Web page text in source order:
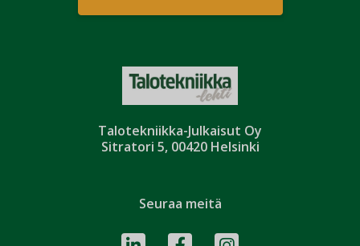
Talotekniikka-Julkaisut Oy
Sitratori 5, 00420 Helsinki
Seuraa meitä